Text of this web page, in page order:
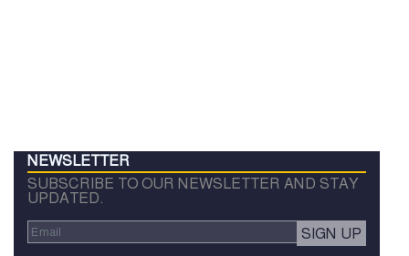
NEWSLETTER
SUBSCRIBE TO OUR NEWSLETTER AND STAY
UPDATED.